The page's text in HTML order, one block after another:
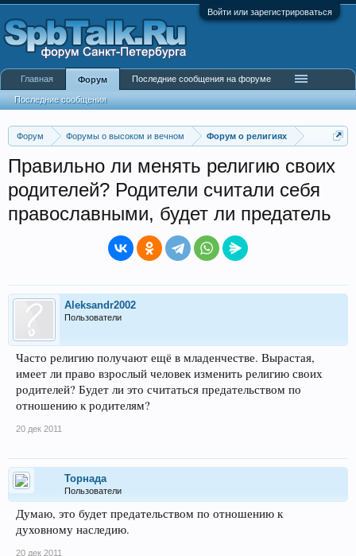
Войти или зарегистрироваться
Форум Форумы о высоком и вечном Форум о религиях
Правильно ли менять религию своих
родителей? Родители считали себя
православными, будет ли предатель
Aleksandr2002
Пользователи
Часто религию получают ещё в младенчестве. Вырастая,
имеет ли право взрослый человек изменить религию своих
родителей? Будет ли это считаться предательством по
отношению к родителям?
20 дек 2011
Торнада
Пользователи
Думаю, это будет предательством по отношению к
духовному наследию.
20 дек 2011
Главная Форум
Последние сообщения
Последние сообщения на форуме